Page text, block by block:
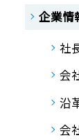
企業情
社
会
沿
会